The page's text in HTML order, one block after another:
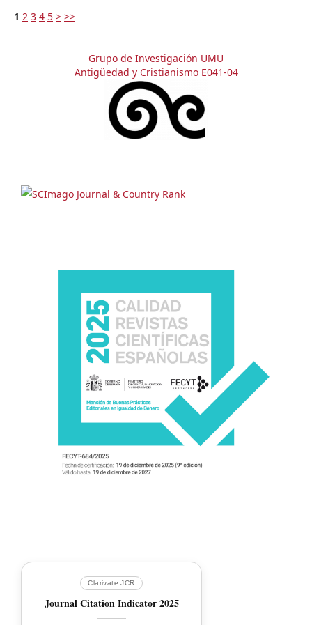
1 2 3 4 5 > >>
Grupo de Investigación UMU
Antigüedad y Cristianismo E041-04
Clarivate JCR
Journal Citation Indicator 2025